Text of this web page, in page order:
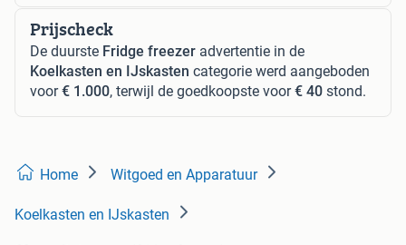
Prijscheck
De duurste Fridge freezer advertentie in de
Koelkasten en IJskasten categorie werd aangeboden
voor€ 1.000, terwijl de goedkoopste voor€ 40 stond.
Home Witgoed en Apparatuur
Koelkasten en IJskasten